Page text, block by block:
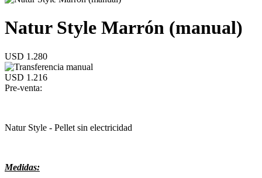
Natur Style Marrón (manual)
USD 1.280
USD 1.216
Pre-venta:
Natur Style - Pellet sin electricidad
Medidas: